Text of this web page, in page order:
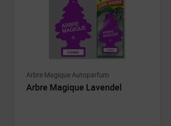
Arbre Magique Autoparfum
Arbre Magique Lavendel